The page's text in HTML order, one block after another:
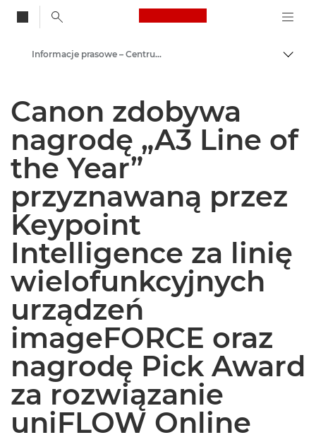
Canon Logo, back
Centrum prasowe
Informacje prasowe – Centrum Prasowe Canon
Canon zdobywa
nagrodę „A3 Line of
the Year”
przyznawaną przez
Keypoint
Intelligence za linię
wielofunkcyjnych
urządzeń
imageFORCE oraz
nagrodę Pick Award
za rozwiązanie
uniFLOW Online